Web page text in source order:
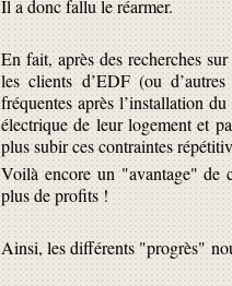
Il a donc fallu le réarmer.
En fait, après des recherches
les clients d’EDF (ou
fréquentes après l’installation
électrique de leur logement et
plus subir ces contraintes
Voilà encore un "avantage" de
plus de profits !
Ainsi, les différents "progrès"